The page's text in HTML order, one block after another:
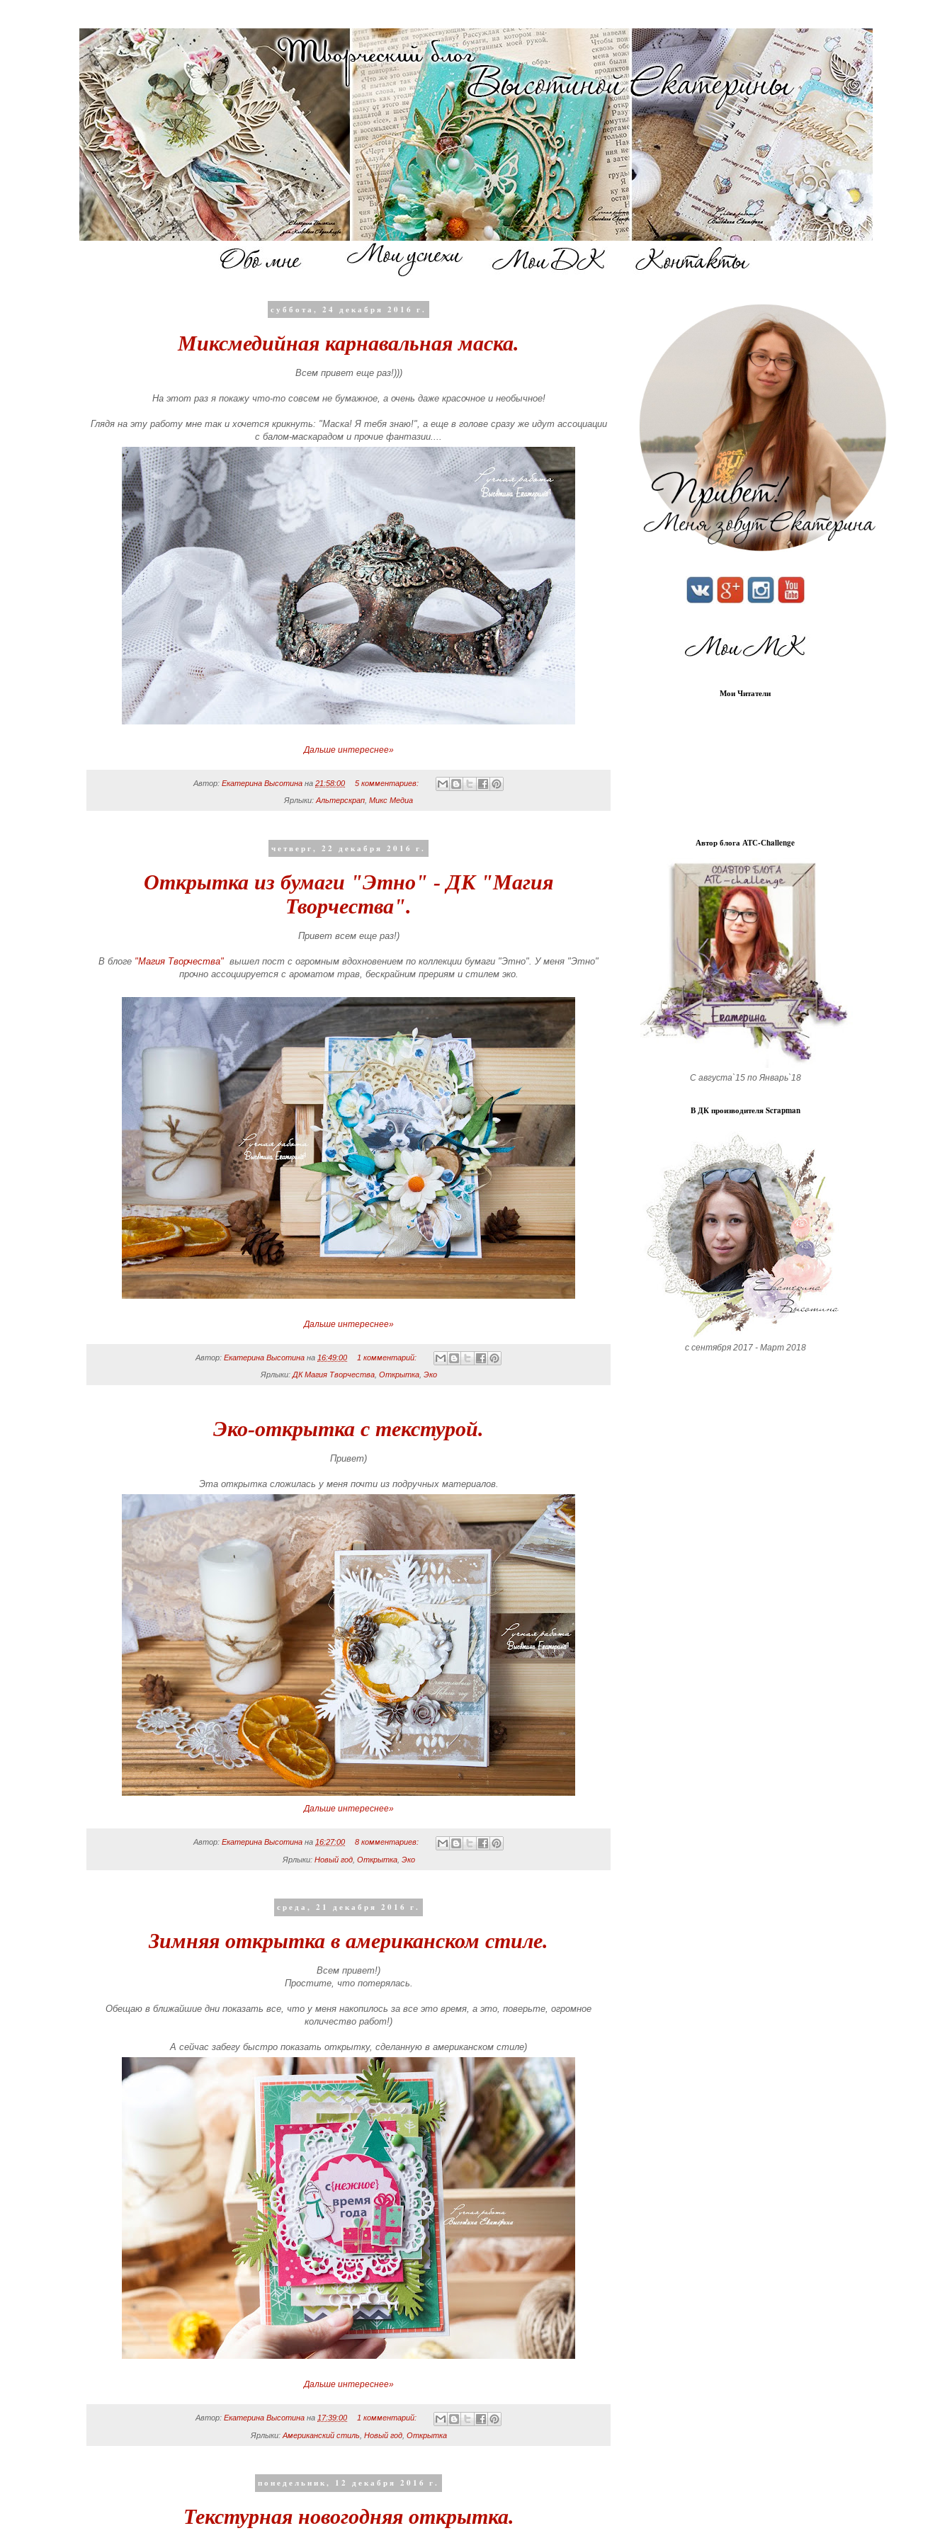
суббота, 24 декабря 2016 г.
Миксмедийная карнавальная маска.
Всем привет еще раз!)))
На этот раз я покажу что-то совсем не бумажное, а очень даже красочное и необычное!
Глядя на эту работу мне так и хочется крикнуть: "Маска! Я тебя знаю!", а еще в голове сразу же идут ассоциации
с балом-маскарадом и прочие фантазии....
Дальше интереснее»
Автор:Екатерина Высотина на21:58:00 5 комментариев:
Ярлыки: Альтерскрап Микс Медиа
четверг, 22 декабря 2016 г.
Открытка из бумаги "Этно" - ДК "Магия
Творчества".
Привет всем еще раз!)
В блоге "Магия Творчества" вышел пост с огромным вдохновением по коллекции бумаги "Этно". У меня "Этно"
прочно ассоциируется с ароматом трав, бескрайним прериям и стилем эко.
Дальше интереснее»
Автор:Екатерина Высотина на 16:49:00 1 комментарий:
Ярлыки: ДК Магия Творчества, Открытка, Эко
Эко-открытка с текстурой.
Привет)
Эта открытка сложилась у меня почти из подручных материалов.
Дальше интереснее»
Автор:Екатерина Высотина на16:27:00 8 комментариев:
Ярлыки: Новый год, Открытка, Эко
среда, 21 декабря 2016 г.
Зимняя открытка в американском стиле.
Всем привет!)
Простите, что потерялась.
Обещаю в ближайшие дни показать все, что у меня накопилось за все это время, а это, поверьте, огромное
количество работ!)
А сейчас забегу быстро показать открытку, сделанную в американском стиле)
Дальше интереснее»
Автор:Екатерина Высотина на17:39:00 1 комментарий:
Ярлыки: Американский стиль Новый год, Открытка
понедельник, 12 декабря 2016 г.
Текстурная новогодняя открытка.
Мои Читатели
Автор блога АТС-Сhallenge
С августа`15 по Январь`18
В ДК производителя Scrapman
с сентября 2017 - Март 2018